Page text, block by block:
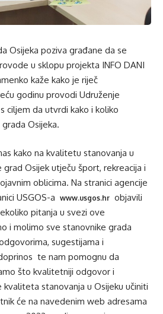
Osijeka poziva građane da se
u sklopu projekta INFO DANI
kaže kako je riječ
godinu provodi Udruženje
ciljem da utvrdi kako i koliko
Osijeka.
kako na kvalitetu stanovanja u
grad Osijek utječu šport, rekreacija i
oblicima. Na stranici agencije
USGOS-a www.usgos.hr objavili
pitanja u svezi ove
i molimo sve stanovnike grada
sugestijama i
te nam pomognu da
što kvalitetniji odgovor i
stanovanja u Osijeku učiniti
će na navedenim web adresama